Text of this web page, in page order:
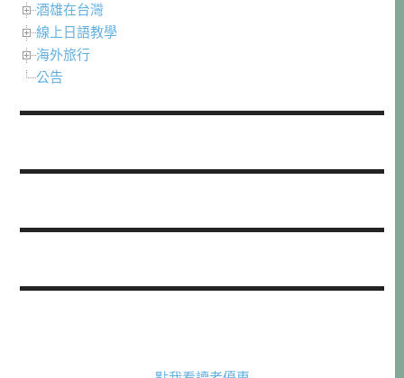
酒雄在台灣
線上日語教學
海外旅行
公告